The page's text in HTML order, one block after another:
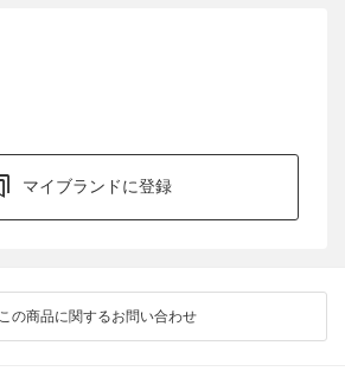
マイブランドに登録
この商品に関するお問い合わせ